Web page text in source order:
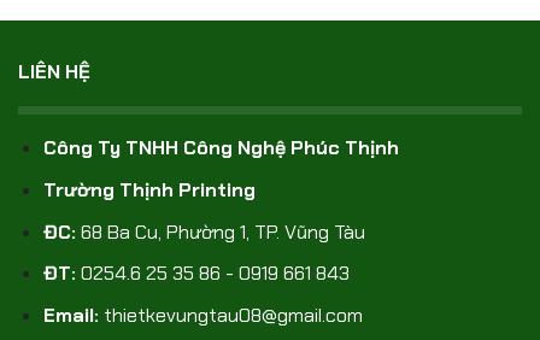
LIÊN HỆ
Công Ty TNHH Công Nghệ Phúc Thịnh
Trường Thịnh Printing
ĐC: 68 Ba Cu, Phường 1, TP. Vũng Tàu
ĐT: 0254.6 25 35 86 - 0919 661 843
Email: thietkevungtau08@gmail.com